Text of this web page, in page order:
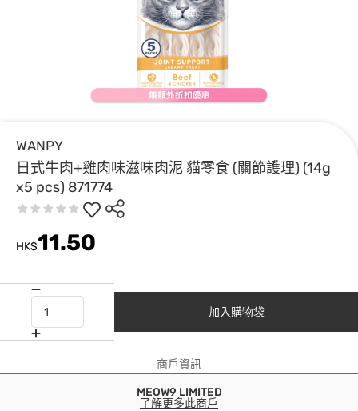
WANPY
日式牛肉+雞肉味滋味肉泥 貓零食 (關節護理) (14g
x5 pcs) 871774
HK$11.50
加入購物袋
商戶資訊
MEOW9 LIMITED
了解更多此商戶